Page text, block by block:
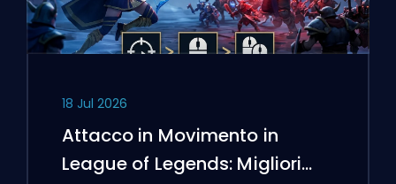
18 Jul 2026
Attacco in Movimento in
League of Legends: Migliori